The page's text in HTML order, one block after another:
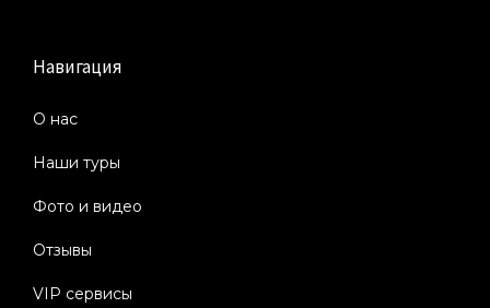
Навигация
О нас
Наши туры
Фото и видео
Отзывы
VIP сервисы